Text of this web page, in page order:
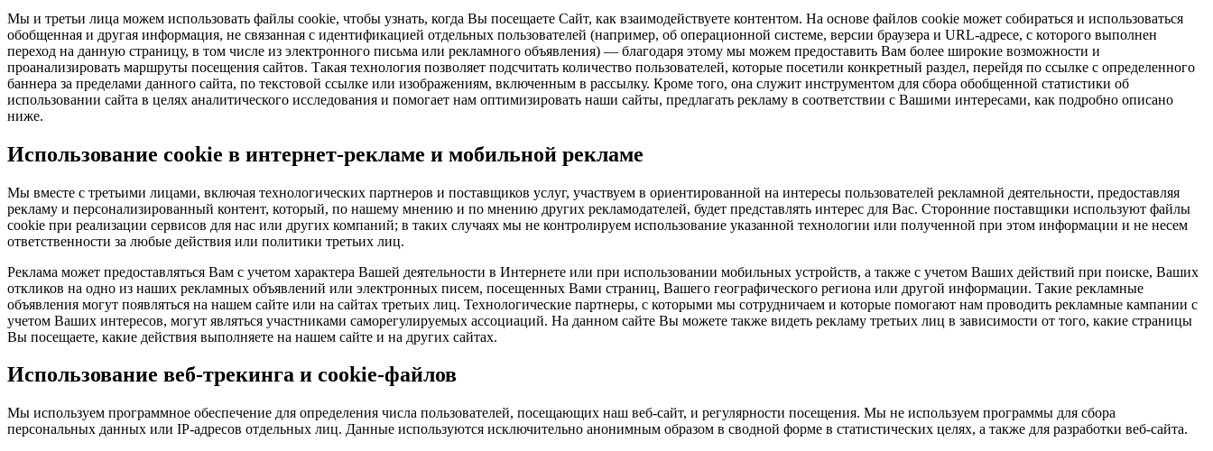
Мы и третьи лица можем использовать файлы cookie, чтобы узнать, когда Вы посещаете Сайт, как взаимодействуете контентом. На основе файлов cookie может собираться и использоваться
обобщенная и другая информация, не связанная с идентификацией отдельных пользователей (например, об операционной системе, версии браузера и URL-адресе, с которого выполнен
переход на данную страницу, в том числе из электронного письма или рекламного объявления) — благодаря этому мы можем предоставить Вам более широкие возможности и
проанализировать маршруты посещения сайтов. Такая технология позволяет подсчитать количество пользователей, которые посетили конкретный раздел, перейдя по ссылке с определенного
баннера за пределами данного сайта, по текстовой ссылке или изображениям, включенным в рассылку. Кроме того, она служит инструментом для сбора обобщенной статистики об
использовании сайта в целях аналитического исследования и помогает нам оптимизировать наши сайты, предлагать рекламу в соответствии с Вашими интересами, как подробно описано
ниже.
Использование cookie в интернет-рекламе и мобильной рекламе
Мы вместе с третьими лицами, включая технологических партнеров и поставщиков услуг, участвуем в ориентированной на интересы пользователей рекламной деятельности, предоставляя
рекламу и персонализированный контент, который, по нашему мнению и по мнению других рекламодателей, будет представлять интерес для Вас. Сторонние поставщики используют файлы
cookie при реализации сервисов для нас или других компаний; в таких случаях мы не контролируем использование указанной технологии или полученной при этом информации и не несем
ответственности за любые действия или политики третьих лиц.
Реклама может предоставляться Вам с учетом характера Вашей деятельности в Интернете или при использовании мобильных устройств, а также с учетом Ваших действий при поиске, Ваших
откликов на одно из наших рекламных объявлений или электронных писем, посещенных Вами страниц, Вашего географического региона или другой информации. Такие рекламные
объявления могут появляться на нашем сайте или на сайтах третьих лиц. Технологические партнеры, с которыми мы сотрудничаем и которые помогают нам проводить рекламные кампании с
учетом Ваших интересов, могут являться участниками саморегулируемых ассоциаций. На данном сайте Вы можете также видеть рекламу третьих лиц в зависимости от того, какие страницы
Вы посещаете, какие действия выполняете на нашем сайте и на других сайтах.
Использование веб-трекинга и cookie-файлов
Мы используем программное обеспечение для определения числа пользователей, посещающих наш веб-сайт, и регулярности посещения. Мы не используем программы для сбора
персональных данных или IP-адресов отдельных лиц. Данные используются исключительно анонимным образом в сводной форме в статистических целях, а также для разработки веб-сайта.